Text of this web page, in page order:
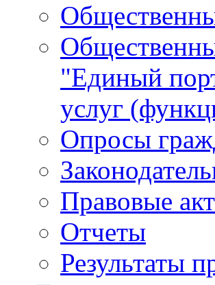
"Единый
услуг
Опросы
Правовые
Отчеты
Результаты